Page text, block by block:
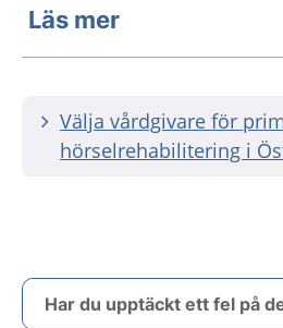
Läs mer
Välja vårdgivare för
hörselrehabilitering i
Har du upptäckt ett fel på